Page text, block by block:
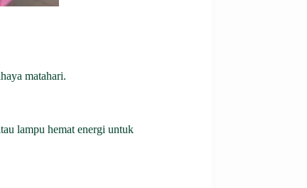
matahari.
lampu hemat energi untuk